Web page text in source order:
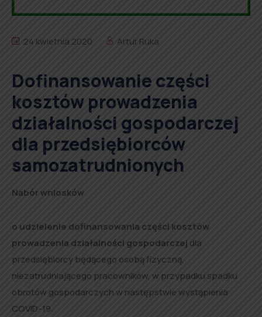
24 kwietnia 2020 Artur Ruka
Dofinansowanie części
kosztów prowadzenia
działalności gospodarczej
dla przedsiębiorców
samozatrudnionych
Nabór wniosków
o udzielenie dofinansowania części kosztów
prowadzenia działalności gospodarczej dla
przedsiębiorcy będącego osobą fizyczną,
niezatrudniającego pracowników, w przypadku spadku
obrotów gospodarczych w następstwie wystąpienia
COVID-19.